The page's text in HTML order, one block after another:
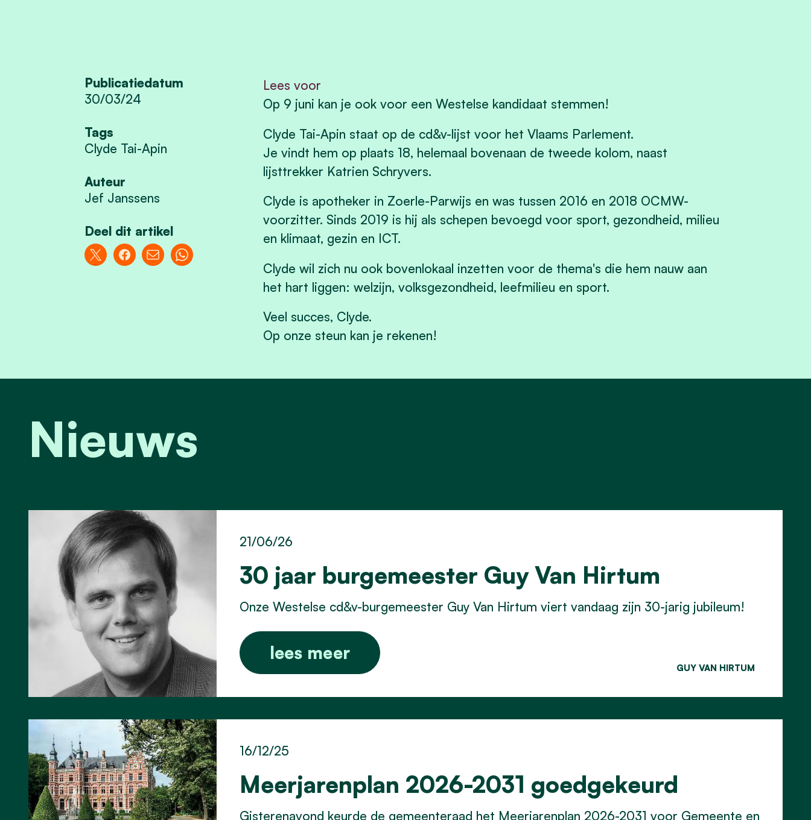
Publicatiedatum
30/03/24
Tags
Clyde Tai-Apin
Auteur
Jef Janssens
Deel dit artikel
Lees voor
Op 9 juni kan je ook voor een Westelse kandidaat stemmen!
Clyde Tai-Apin staat op de cd&v-lijst voor het Vlaams Parlement.
Je vindt hem op plaats 18, helemaal bovenaan de tweede kolom, naast
lijsttrekker Katrien Schryvers.
Clyde is apotheker in Zoerle-Parwijs en was tussen 2016 en 2018 OCMW-
voorzitter. Sinds 2019 is hij als schepen bevoegd voor sport, gezondheid, milieu
en klimaat, gezin en ICT.
Clyde wil zich nu ook bovenlokaal inzetten voor de thema's die hem nauw aan
het hart liggen: welzijn, volksgezondheid, leefmilieu en sport.
Veel succes, Clyde.
Op onze steun kan je rekenen!
Nieuws
30 jaar burgemeester Guy Van Hirtum
21/06/26
Onze Westelse cd&v-burgemeester Guy Van Hirtum viert vandaag zijn 30-jarig jubileum!
lees meer
GUY VAN HIRTUM
Meerjarenplan 2026-2031 goedgekeurd
16/12/25
Gisterenavond keurde de gemeenteraad het Meerjarenplan 2026-2031 voor Gemeente en